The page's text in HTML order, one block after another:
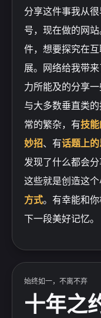
分享这件事我从
号，现在做的网
件，想要探究在
展。网络给我带
力所能及的分享一
与大多数垂直类
常的繁杂，有技
妙招、有话题上
发现了什么都会分
这些就是创造这个
方式。有幸能和
下一段美好记忆。
始终如一，不离不弃
十年之